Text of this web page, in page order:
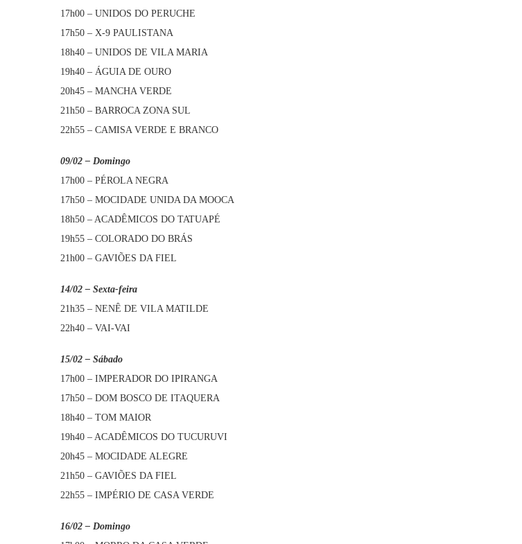
17h00 – UNIDOS DO PERUCHE
17h50 – X-9 PAULISTANA
18h40 – UNIDOS DE VILA MARIA
19h40 – ÁGUIA DE OURO
20h45 – MANCHA VERDE
21h50 – BARROCA ZONA SUL
22h55 – CAMISA VERDE E BRANCO
09/02 – Domingo
17h00 – PÉROLA NEGRA
17h50 – MOCIDADE UNIDA DA MOOCA
18h50 – ACADÊMICOS DO TATUAPÉ
19h55 – COLORADO DO BRÁS
21h00 – GAVIÕES DA FIEL
14/02 – Sexta-feira
21h35 – NENÊ DE VILA MATILDE
22h40 – VAI-VAI
15/02 – Sábado
17h00 – IMPERADOR DO IPIRANGA
17h50 – DOM BOSCO DE ITAQUERA
18h40 – TOM MAIOR
19h40 – ACADÊMICOS DO TUCURUVI
20h45 – MOCIDADE ALEGRE
21h50 – GAVIÕES DA FIEL
22h55 – IMPÉRIO DE CASA VERDE
16/02 – Domingo